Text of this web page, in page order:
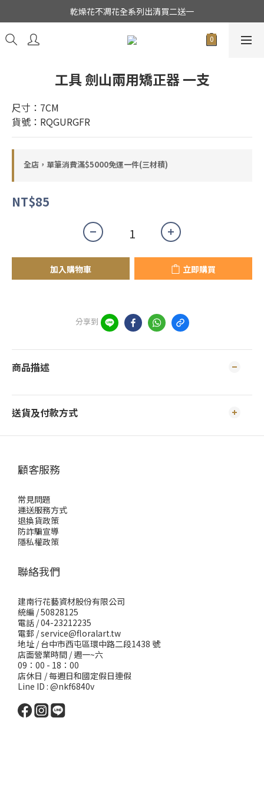
★日本東京堂花材系列全面出清特價中★
乾燥花不凋花全系列出清買二送一
★日本東京堂花材系列全面出清特價中★
工具 劍山兩用矯正器 一支
尺寸：7CM
貨號：RQGURGFR
全店，單筆消費滿$5000免運一件(三材積)
NT$85
加入購物車 立即購買
分享到
商品描述
送貨及付款方式
顧客服務
常見問題
運送服務方式
退換貨政策
防詐騙宣導
隱私權政策
聯絡我們
建南行花藝資材股份有限公司
統編 / 50828125
電話 / 04-23212235
電郵 /service@floralart.tw
地址 / 台中市西屯區環中路二段1438 號
店面營業時間 / 週一~六
09：00 - 18：00
店休日 / 每週日和國定假日連假
Line ID : @nkf6840v